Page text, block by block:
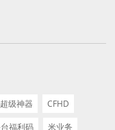
超级神器
CFHD
福利码 米业务